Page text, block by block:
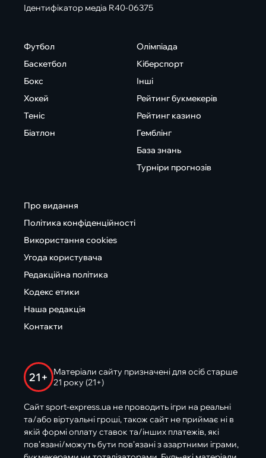
Ідентифікатор медіа R40-06375
Футбол
Баскетбол
Бокс
Хокей
Теніс
Біатлон
Олімпіада
Кіберспорт
Інші
Рейтинг букмекерів
Рейтинг казино
Гемблінг
База знань
Турніри прогнозів
Про видання
Політика конфіденційності
Використання cookies
Угода користувача
Редакційна політика
Кодекс етики
Наша редакція
Контакти
21+
Матеріали сайту призначені для осіб старше
21 року (21+)
Сайт sport-express.ua не проводить ігри на реальні
та/або віртуальні гроші, також сайт не приймає ні в
якій формі оплату ставок та/інших платежів, які
пов’язані/можуть бути пов’язані з азартними іграми,